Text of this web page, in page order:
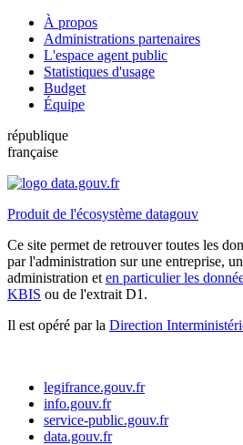
À propos
Administrations partenaires
L'espace agent public
Statistiques d'usage
Budget
Équipe
république
française
Produit de l'écosystème datagouv
Ce site permet de retrouver toutes les
par l'administration sur une entreprise,
administration et en particulier les
KBIS ou de l'extrait D1.
Il est opéré par la Direction
legifrance.gouv.fr
info.gouv.fr
service-public.gouv.fr
data.gouv.fr